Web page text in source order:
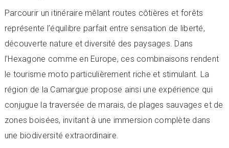
Parcourir un itinéraire mêlant routes côtières et forêts
représente l’équilibre parfait entre sensation de liberté,
découverte nature et diversité des paysages. Dans
l’Hexagone comme en Europe, ces combinaisons rendent
le tourisme moto particulièrement riche et stimulant. La
région de la Camargue propose ainsi une expérience qui
conjugue la traversée de marais, de plages sauvages et de
zones boisées, invitant à une immersion complète dans
une biodiversité extraordinaire.